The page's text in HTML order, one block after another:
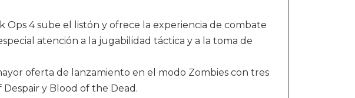
4 sube el listón y ofrece la experiencia de combate
atención a la jugabilidad táctica y a la toma de
oferta de lanzamiento en el modo Zombies con tres
Despair y Blood of the Dead.